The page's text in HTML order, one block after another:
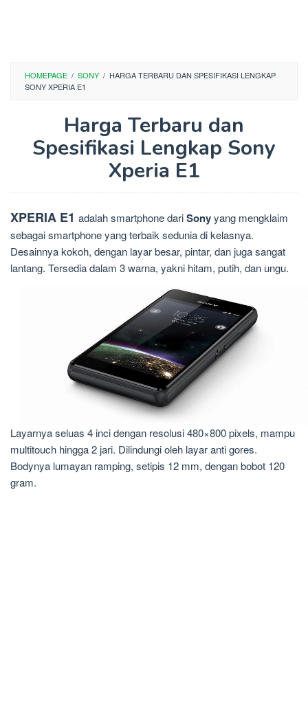
HOMEPAGE / SONY / HARGA TERBARU DAN SPESIFIKASI LENGKAP
SONY XPERIA E1
Harga Terbaru dan
Spesifikasi Lengkap Sony
Xperia E1
XPERIA E1 adalah smartphone dariSonyyang mengklaim
sebagai smartphone yang terbaik sedunia di kelasnya.
Desainnya kokoh, dengan layar besar, pintar, dan juga sangat
lantang. Tersedia dalam 3 warna, yakni hitam, putih, dan ungu.
Layarnya seluas 4 inci dengan resolusi 480×800 pixels, mampu
multitouch hingga 2 jari. Dilindungi oleh layar anti gores.
Bodynya lumayan ramping, setipis 12 mm, dengan bobot 120
gram.